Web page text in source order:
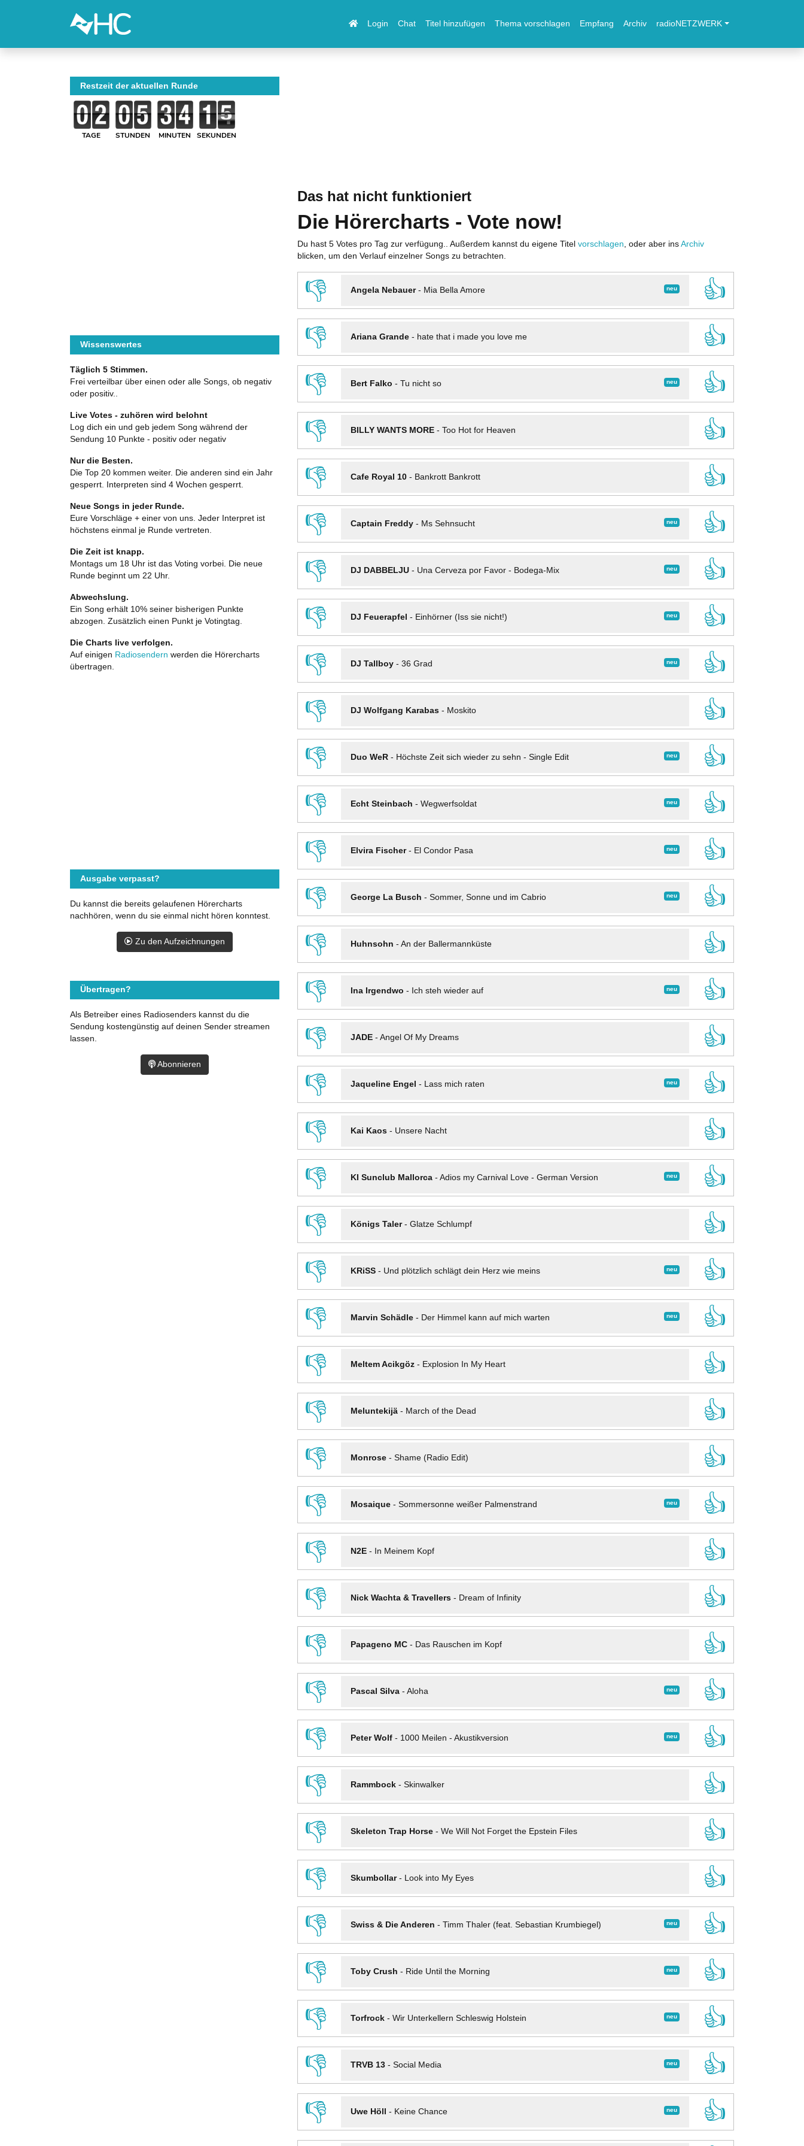
Login Chat Titel hinzufügen Thema vorschlagen Empfang Archiv radioNETZWERK
Das hat nicht funktioniert
Die Hörercharts - Vote now!
Du hast 5 Votes pro Tag zur verfügung.. Außerdem kannst du eigene Titel vorschlagen , oder aber ins Archiv
blicken, um den Verlauf einzelner Songs zu betrachten.
👎 neu
Angela Nebauer- Mia Bella Amore
👍
👎
Ariana Grande- hate that i made you love me
👍
👎
neu
Bert Falko - Tu nicht so
👍
👎
BILLY WANTS MORE- Too Hot for Heaven
👍
👎
Cafe Royal 10- Bankrott Bankrott
👍
👎
neu
Captain Freddy- Ms Sehnsucht
👍
👎
neu
DJ DABBELJU- Una Cerveza por Favor - Bodega-Mix
👍
👎
neu
DJ Feuerapfel - Einhörner (Iss sie nicht!)
👍
👎
neu
DJ Tallboy- 36 Grad
👍
👎
DJ Wolfgang Karabas- Moskito
👍
👎
neu
Duo WeR- Höchste Zeit sich wieder zu sehn - Single Edit
👍
👎
neu
Echt Steinbach - Wegwerfsoldat
👍
👎
neu
Elvira Fischer- El Condor Pasa
👍
👎
neu
George La Busch - Sommer, Sonne und im Cabrio
👍
👎
Huhnsohn - An der Ballermannküste
👍
👎
neu
Ina Irgendwo - Ich steh wieder auf
👍
👎
JADE- Angel Of My Dreams
👍
👎
neu
Jaqueline Engel - Lass mich raten
👍
👎
Kai Kaos- Unsere Nacht
👍
👎
neu
KI Sunclub Mallorca- Adios my Carnival Love - German Version
👍
👎
Königs Taler- Glatze Schlumpf
👍
👎
neu
KRiSS- Und plötzlich schlägt dein Herz wie meins
👍
👎
neu
Marvin Schädle- Der Himmel kann auf mich warten
👍
👎
Meltem Acikgöz- Explosion In My Heart
👍
👎
Meluntekijä- March of the Dead
👍
👎
Monrose- Shame (Radio Edit)
👍
👎
neu
Mosaique- Sommersonne weißer Palmenstrand
👍
👎
N2E- In Meinem Kopf
👍
👎
Nick Wachta & Travellers- Dream of Infinity
👍
👎
Papageno MC- Das Rauschen im Kopf
👍
👎
neu
Pascal Silva- Aloha
👍
👎
neu
Peter Wolf- 1000 Meilen - Akustikversion
👍
👎
Rammbock- Skinwalker
👍
👎
Skeleton Trap Horse- We Will Not Forget the Epstein Files
👍
👎
Skumbollar- Look into My Eyes
👍
👎
neu
Swiss & Die Anderen - Timm Thaler (feat. Sebastian Krumbiegel)
👍
👎
neu
Toby Crush - Ride Until the Morning
👍
👎
neu
Torfrock- Wir Unterkellern Schleswig Holstein
👍
👎
neu
TRVB 13- Social Media
👍
👎
neu
Uwe Höll - Keine Chance
👍
Restzeit der aktuellen Runde
TAGE STUNDEN MINUTEN SEKUNDEN
Wissenswertes
Täglich 5 Stimmen.
Frei verteilbar über einen oder alle Songs, ob negativ
oder positiv..
Live Votes - zuhören wird belohnt
Log dich ein und geb jedem Song während der
Sendung 10 Punkte - positiv oder negativ
Nur die Besten.
Die Top 20 kommen weiter. Die anderen sind ein Jahr
gesperrt. Interpreten sind 4 Wochen gesperrt.
Neue Songs in jeder Runde.
Eure Vorschläge + einer von uns. Jeder Interpret ist
höchstens einmal je Runde vertreten.
Die Zeit ist knapp.
Montags um 18 Uhr ist das Voting vorbei. Die neue
Runde beginnt um 22 Uhr.
Abwechslung.
Ein Song erhält 10% seiner bisherigen Punkte
abzogen. Zusätzlich einen Punkt je Votingtag.
Die Charts live verfolgen.
Auf einigen Radiosendern werden die Hörercharts
übertragen.
Ausgabe verpasst?
Du kannst die bereits gelaufenen Hörercharts
nachhören, wenn du sie einmal nicht hören konntest.
Zu den Aufzeichnungen
Übertragen?
Als Betreiber eines Radiosenders kannst du die
Sendung kostengünstig auf deinen Sender streamen
lassen.
Abonnieren